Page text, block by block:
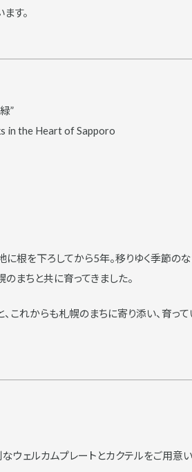
す。
”
in the Heart of Sapporo
根を下ろしてから5年。移りゆく季節の
まちと共に育ってきました。
れからも札幌のまちに寄り添い、育って
ェルカムプレートとカクテルをご用意い